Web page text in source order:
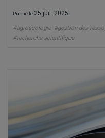
Publié le 25 juil. 2025
#agroécologie #gestion des
#recherche scientifique